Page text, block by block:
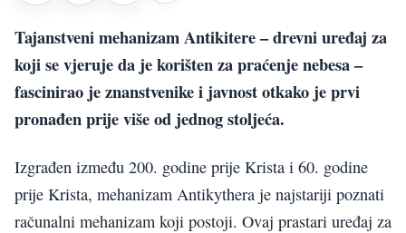
Tajanstveni mehanizam Antikitere – drevni uređaj za
koji se vjeruje da je korišten za praćenje nebesa –
fascinirao je znanstvenike i javnost otkako je prvi
pronađen prije više od jednog stoljeća.
Izgrađen između 200. godine prije Krista i 60. godine
prije Krista, mehanizam Antikythera je najstariji poznati
računalni mehanizam koji postoji. Ovaj prastari uređaj za